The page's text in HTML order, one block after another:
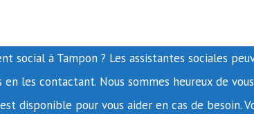
social à Tampon ? Les assistantes sociales
les contactant. Nous sommes heureux de
disponible pour vous aider en cas de besoin.